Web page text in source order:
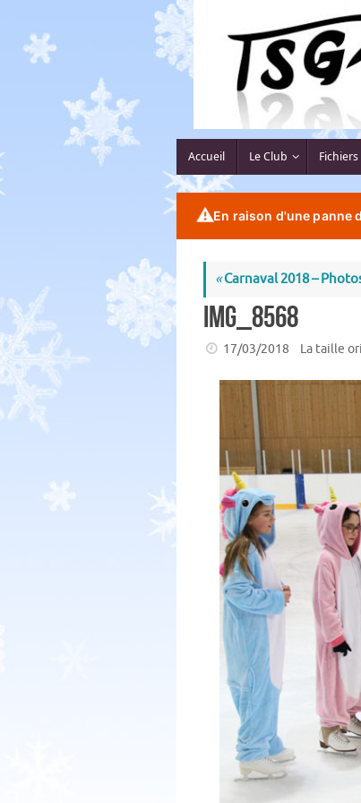
contenu
contenu
Accueil Le Club Fichiers
⚠️En raison d'une panne
«Carnaval 2018 –
IMG_8568
17/03/2018 La taille